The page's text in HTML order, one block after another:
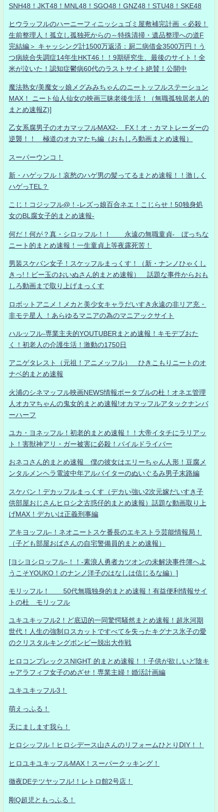
SNH48！JKT48！MNL48！SGO48！GNZ48！STU48！SKE48
ヒウラッフルのハーニーフィニッシュゴミ屋敷補完計画 ＜必殺！
生前整理人！孤立し孤独死からの～特殊清掃・遺品整理への道F
完結編＞ キャッシング計1500万返済：厨二病借金3500万円！う
つ病統合失調症14年生HKT46！！9期研究生、最後のサイト！全
米が泣いた！認知症鬱病60代のラストサイト絶賛！公開中
魔法熟女/美魔女ッ娘メグみみちゃんのニートッフルステーション
MAX！ ニート仙人仙女の映画三昧老後生活！（無職孤独居老人的
まとめ速報Z)]
乙女系腐男子のオカマッフルMAX2- FX！オ・カマトレーダーの
逆襲！！ 極道のオカマたち編（おもしろ動画まとめ速報）
スーパーウンコ！
新・ハゲッフル！哀愁のハゲ男の髪ってるまとめ速報！！激しく
ハゲっTEL？
こじ！コジッフル@！-レズっ娘百合ネエ！こじらせ！50独身処
女のBL腐女子的まとめ速報-
何だ！何が？真・シロッフル！！ 永遠の無職童貞- ぼっちな
ニート的まとめ速報！一生童貞上等夜露死苦！
男装スケバン女子！スケッフルまっくす！（新・ナンノひゃくし
きっ!！ビー玉のおいぬさん的まとめ速報） 話題な事件からおも
しろ動画まで取り上げまっくす
ロボットアニメ！メカと美少女キャラだいすき永遠の非リア充・
非モテ星人 ！あらゆるマニアの為のマニアックサイト
ハルッフル-専業主夫的YOUTUBERまとめ速報！キモデブおた
く！初老人の介護生活！激動の1750日
アニゲタレスト（元祖！アニメッフル） ひきこもりニートのオ
ナベ的まとめ速報
火浦のシネマッフル映画NEWS情報ポータブルの杜！オネエ管理
人オカマちゃんの鬼女的まとめ速報!オカマッフルアタックナンバ
ーハーフ
ユカ・ヨネッフル！初老的まとめ速報！！大帝イタチにラリアッ
ト！害獣神アリ・ガー被害に必殺！パイルドライバー
おネコさん的まとめ速報 僕の彼女はエリーちゃん人形！豆腐メ
ンタルメンヘラ電波中年アルバイターのぬいぐるみ男子末路編
スケバン！デカッフルまっくす（デカい強い2次元嫁だいすき子
供部屋おじさんヒロシ之古惑仔的まとめ速報）話題な動画取り上
げMAX！デカいは正義刑事編
アキヨッフル-！ネオニートスケ番長のエキストラ芸能情報局！
（子ども部屋おばさんの自宅警備員的まとめ速報）
[ヨシヨシロッフル-！！-素浪人勇者カツオンの未解決事件簿へよ
うこそYOUKO！のナンノ洋子のはなしは信じるな編）]
モリッフル！ 50代無職独身的まとめ速報！有益便利情報サイ
トの杜 モリッフル
ユキユキッフル2！ど底辺的一同驚愕騒然まとめ速報！超氷河期
世代！人生の強制ロスカットですべてを失ったキグナス氷子の愛
のクリスタルキングボンビー脱出大作戦
ヒロコンプレックスNIGHT 的まとめ速報！！子供が欲しいど陰キ
ャアラフィフ女子のめざせ！専業主婦！婚活計画編
ユキユキッフル3！
萌えっふる！
天にまします我ら！
ヒロシッフル！ヒロシデース山さんのリフォームひとりDIY！！
ヒロユキユキッフルMAX！スーパークッキング！
徹夜DEテツヤッフル!！レトロ館2号店！
剛Q超児ともっふる！